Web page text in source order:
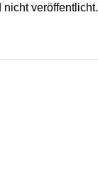
veröffentlicht.